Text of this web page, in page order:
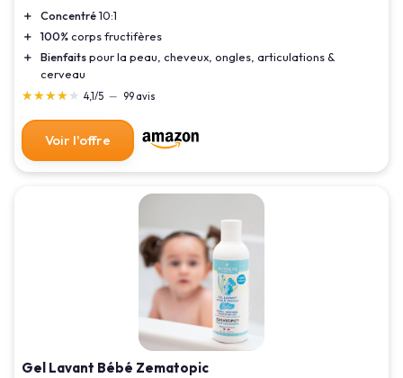
＋ Concentré10:1
＋
100%corps fructifères
＋
Bienfaitspour la peau, cheveux, ongles, articulations &
cerveau
★★★★★
★★★★★ 4,1/5 — 99 avis
Voir l'offre
Gel Lavant Bébé Zematopic